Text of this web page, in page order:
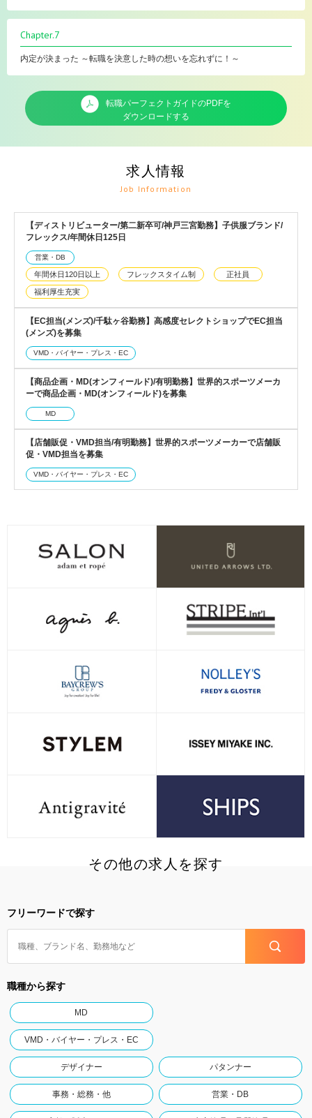
Chapter.7
内定が決まった ～転職を決意した時の想いを忘れずに！～
転職パーフェクトガイドのPDFを
ダウンロードする
求人情報
Job Information
【ディストリビューター/第二新卒可/神戸三宮勤務】子供服ブランド/
フレックス/年間休日125日
営業・DB
年間休日120日以上 フレックスタイム制 正社員
福利厚生充実
【EC担当(メンズ)/千駄ヶ谷勤務】高感度セレクトショップでEC担当
(メンズ)を募集
VMD・バイヤー・プレス・EC
【商品企画・MD(オンフィールド)/有明勤務】世界的スポーツメーカ
ーで商品企画・MD(オンフィールド)を募集
MD
【店舗販促・VMD担当/有明勤務】世界的スポーツメーカーで店舗販
促・VMD担当を募集
VMD・バイヤー・プレス・EC
その他の求人を探す
フリーワードで探す
職種から探す
MD
VMD・バイヤー・プレス・EC
デザイナー パタンナー
事務・総務・他 営業・DB